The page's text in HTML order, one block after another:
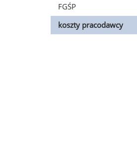
FGŚP
koszty pracodawcy